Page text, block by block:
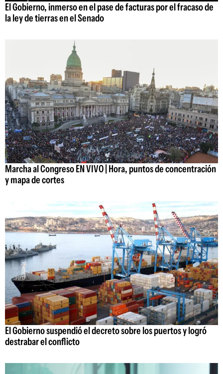
El Gobierno, inmerso en el pase de facturas por el fracaso de
la ley de tierras en el Senado
Marcha al Congreso EN VIVO | Hora, puntos de concentración
y mapa de cortes
El Gobierno suspendió el decreto sobre los puertos y logró
destrabar el conflicto